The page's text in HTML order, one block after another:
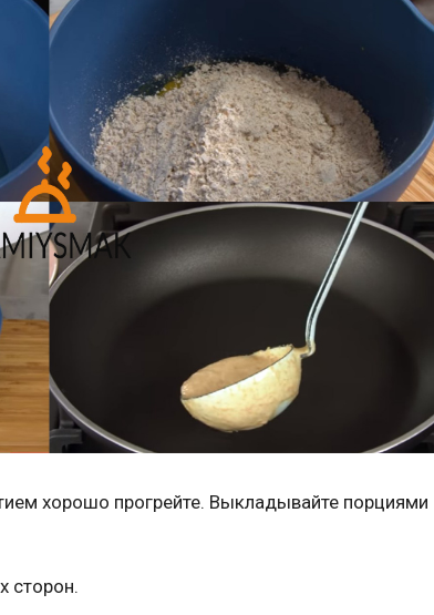
хорошо прогрейте. Выкладывайте порциями
сторон.